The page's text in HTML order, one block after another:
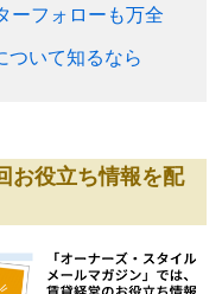
ーフォローも万全
ついて知るなら
お役立ち情報を配